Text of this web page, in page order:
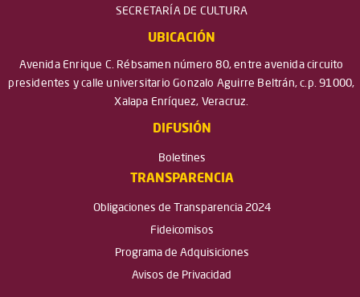
SECRETARÍA DE CULTURA
UBICACIÓN
Avenida Enrique C. Rébsamen número 80, entre avenida circuito
presidentes y calle universitario Gonzalo Aguirre Beltrán, c.p. 91000,
Xalapa Enríquez, Veracruz.
DIFUSIÓN
Boletines
TRANSPARENCIA
Obligaciones de Transparencia 2024
Fideicomisos
Programa de Adquisiciones
Avisos de Privacidad